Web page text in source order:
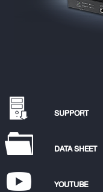
SUPPORT
DATA SHEET
YOUTUBE